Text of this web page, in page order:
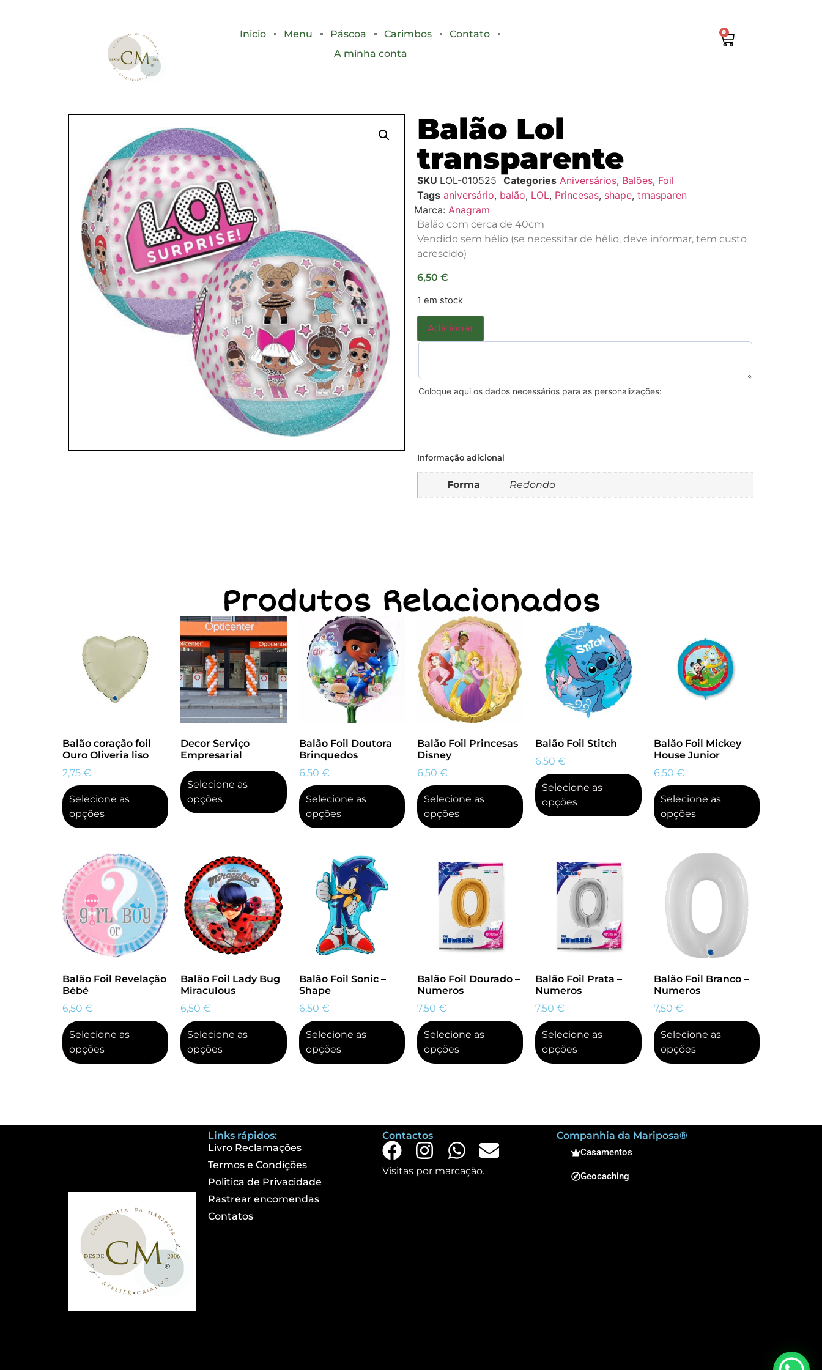
Inicio Menu Páscoa Carimbos
Contato
A minha conta
0
Balão Lol
transparente
SKU LOL-010525 Categories Aniversários, Balões, Foil
Tags aniversário, balão, LOL, Princesas, shape, trnasparen
Marca: Anagram
Balão com cerca de 40cm
Vendido sem hélio (se necessitar de hélio, deve informar, tem custo
acrescido)
6,50 €
1 em stock
Adicionar
Coloque aqui os dados necessários para as personalizações:
Informação adicional
Forma Redondo
Produtos Relacionados
Balão coração foil
Ouro Oliveria liso
2,75 €
Selecione as
opções
Decor Serviço
Empresarial
Selecione as
opções
Balão Foil Doutora
Brinquedos
6,50 €
Selecione as
opções
Balão Foil Princesas
Disney
6,50 €
Selecione as
opções
Balão Foil Stitch
6,50€
Selecione as
opções
Balão Foil Mickey
House Junior
6,50 €
Selecione as
opções
Balão Foil Revelação
Bébé
6,50 €
Selecione as
opções
Balão Foil Lady Bug
Miraculous
6,50€
Selecione as
opções
Balão Foil Sonic –
Shape
6,50 €
Selecione as
opções
Balão Foil Dourado –
Numeros
7,50 €
Selecione as
opções
Balão Foil Prata –
Numeros
7,50€
Selecione as
opções
Balão Foil Branco –
Numeros
7,50 €
Selecione as
opções
Links rápidos:
Livro Reclamações
Termos e Condições
Politica de Privacidade
Rastrear encomendas
Contatos
Contactos
Visitas por marcação.
Companhia da Mariposa®
Casamentos
Geocaching